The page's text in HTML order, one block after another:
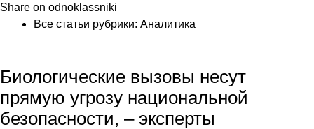
Share on odnoklassniki
Все статьи рубрики: Аналитика
Биологические вызовы несут
прямую угрозу национальной
безопасности, – эксперты